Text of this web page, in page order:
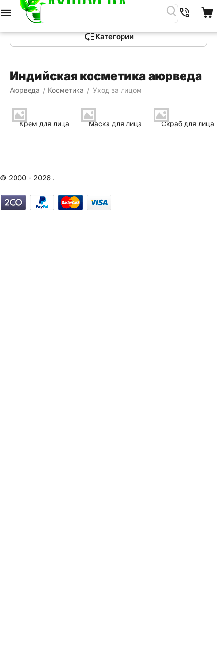
Категории
Индийская косметика аюрведа
Аюрведа / Косметика / Уход за лицом
Крем для лица Маска для лица Скраб для лица
© 2000 - 2026 .
Меню Корзина